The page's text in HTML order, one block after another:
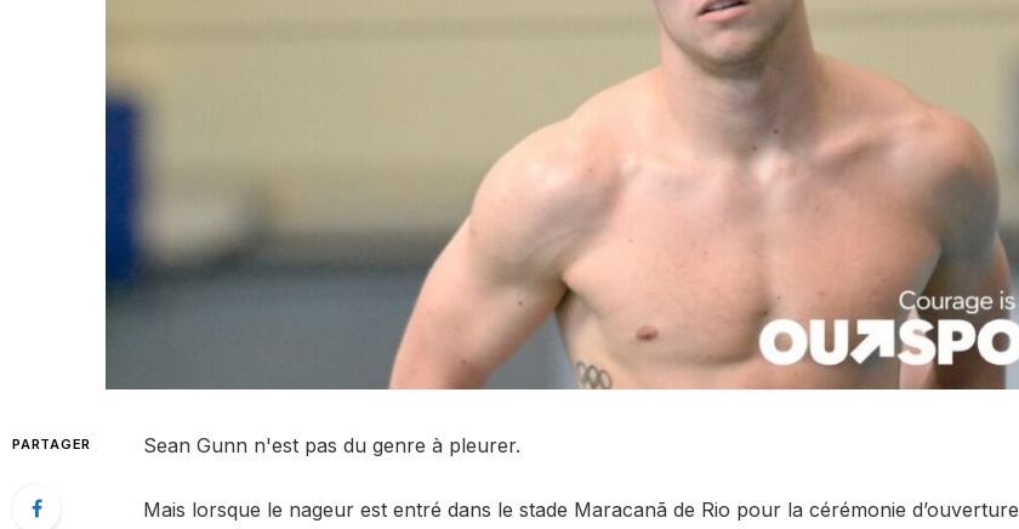
PARTAGER Sean Gunn n'est pas du genre à pleurer.
Mais lorsque le nageur est entré dans le stade Maracanã de Rio pour la cérémonie d’ouverture